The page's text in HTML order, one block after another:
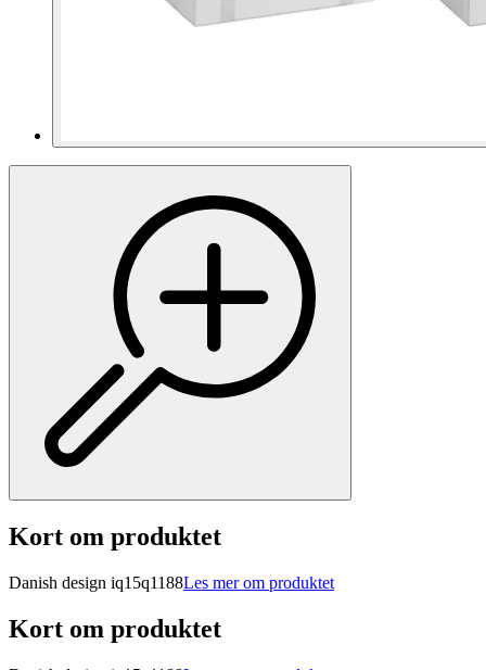
Kort om produktet
Danish design iq15q1188Les mer om produktet
Kort om produktet